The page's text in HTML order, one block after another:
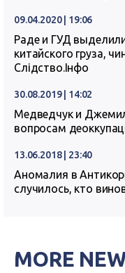
09.04.2020 | 19:06
Раде и ГУД
китайского груза,
Слідство.Інфо
30.08.2019 | 14:02
Медведчук и
вопросам
13.06.2018 | 23:40
Аномалия в
случилось, кто
MORE